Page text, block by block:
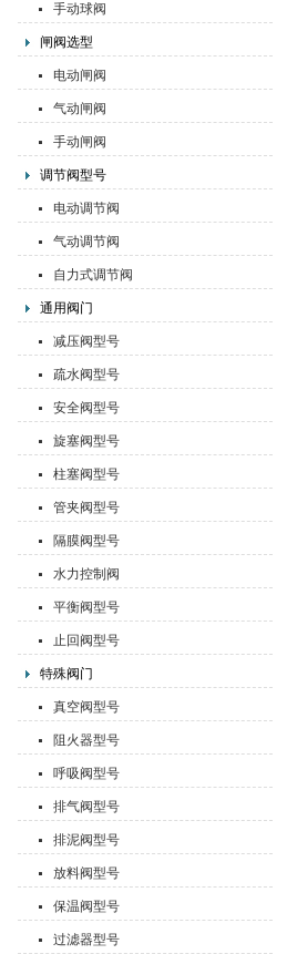
手动球阀
闸阀选型
电动闸阀
气动闸阀
手动闸阀
调节阀型号
电动调节阀
气动调节阀
自力式调节阀
通用阀门
减压阀型号
疏水阀型号
安全阀型号
旋塞阀型号
柱塞阀型号
管夹阀型号
隔膜阀型号
水力控制阀
平衡阀型号
止回阀型号
特殊阀门
真空阀型号
阻火器型号
呼吸阀型号
排气阀型号
排泥阀型号
放料阀型号
保温阀型号
过滤器型号